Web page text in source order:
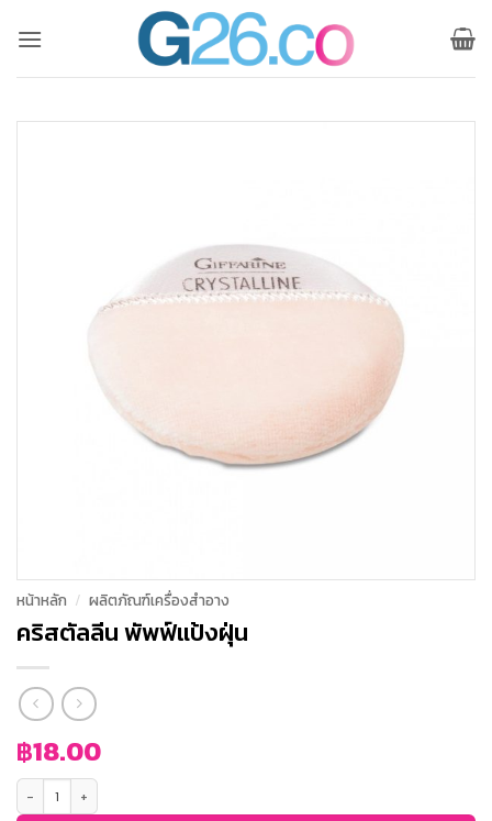
หน้าหลัก / ผลิตภัณฑ์เครื่องสำอาง
คริสตัลลีน พัพฟ์แป้งฝุ่น
฿18.00
จำนวน คริสตัลลีน พัพฟ์แป้งฝุ่น ชิ้น